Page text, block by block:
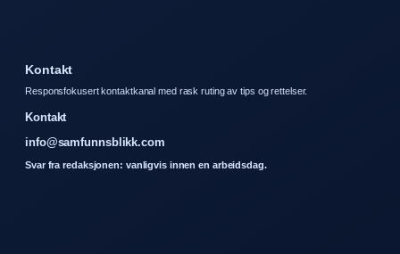
Kontakt
Responsfokusert kontaktkanal med rask ruting av tips og rettelser.
Kontakt
info@samfunnsblikk.com
Svar fra redaksjonen: vanligvis innen en arbeidsdag.